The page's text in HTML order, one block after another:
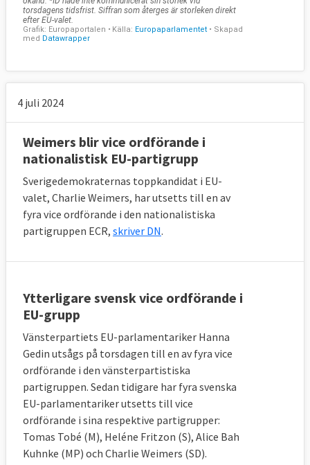
4 juli 2024
Weimers blir vice ordförande i
nationalistisk EU-partigrupp
Sverigedemokraternas toppkandidat i EU-
valet, Charlie Weimers, har utsetts till en av
fyra vice ordförande i den nationalistiska
partigruppen ECR, skriver DN.
Ytterligare svensk vice ordförande i
EU-grupp
Vänsterpartiets EU-parlamentariker Hanna
Gedin utsågs på torsdagen till en av fyra vice
ordförande i den vänsterpartistiska
partigruppen. Sedan tidigare har fyra svenska
EU-parlamentariker utsetts till vice
ordförande i sina respektive partigrupper:
Tomas Tobé (M), Heléne Fritzon (S), Alice Bah
Kuhnke (MP) och Charlie Weimers (SD).